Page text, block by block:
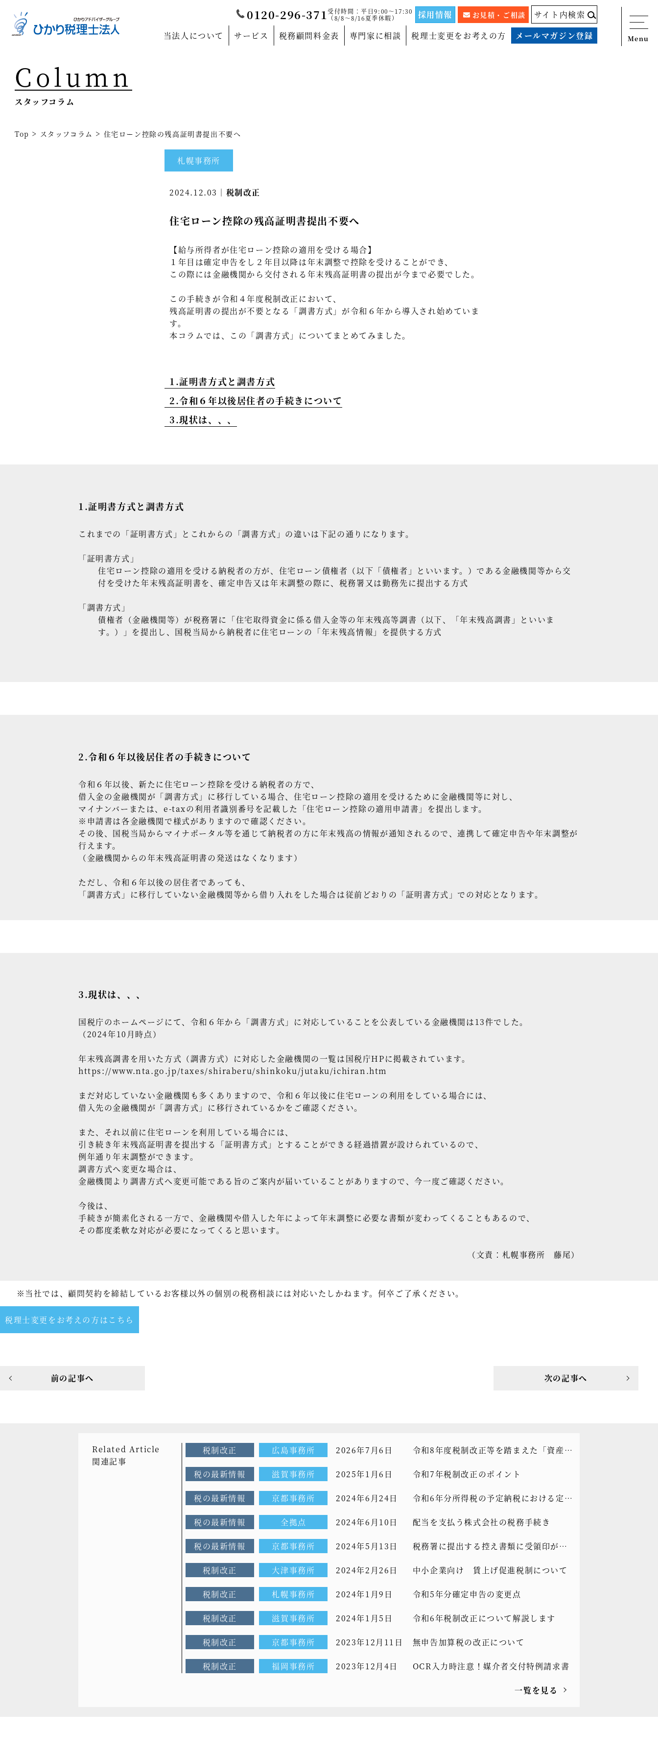
0120-296-371受付時間：平日9:00～17:30
（8/8～8/16夏季休暇）
採用情報 お見積・ご相談
サイト内検索
当法人について
サービス 税務顧問料金表 専門家に相談 税理士変更をお考えの方 メールマガジン登録 Menu
Top
経営コンサルティングの専門家
事業承継の専門家
税務調査の専門家
医療業界の専門家
Column
スタッフコラム
Top > スタッフコラム > 住宅ローン控除の残高証明書提出不要へ
札幌事務所
2024.12.03｜ 税制改正
住宅ローン控除の残高証明書提出不要へ
【給与所得者が住宅ローン控除の適用を受ける場合】
１年目は確定申告をし２年目以降は年末調整で控除を受けることができ、
この際には金融機関から交付される年末残高証明書の提出が今まで必要でした。
この手続きが令和４年度税制改正において、
残高証明書の提出が不要となる「調書方式」が令和６年から導入され始めていま
す。
本コラムでは、この「調書方式」についてまとめてみました。
1.証明書方式と調書方式
2.令和６年以後居住者の手続きについて
3.現状は、、、
1.証明書方式と調書方式
これまでの「証明書方式」とこれからの「調書方式」の違いは下記の通りになります。
「証明書方式」
住宅ローン控除の適用を受ける納税者の方が、住宅ローン債権者（以下「債権者」といいます。）である金融機関等から交
付を受けた年末残高証明書を、確定申告又は年末調整の際に、税務署又は勤務先に提出する方式
「調書方式」
債権者（金融機関等）が税務署に「住宅取得資金に係る借入金等の年末残高等調書（以下、「年末残高調書」といいま
す。）」を提出し、国税当局から納税者に住宅ローンの「年末残高情報」を提供する方式
2.令和６年以後居住者の手続きについて
令和６年以後、新たに住宅ローン控除を受ける納税者の方で、
借入金の金融機関が「調書方式」に移行している場合、住宅ローン控除の適用を受けるために金融機関等に対し、
マイナンバーまたは、e-taxの利用者識別番号を記載した「住宅ローン控除の適用申請書」を提出します。
※申請書は各金融機関で様式がありますので確認ください。
その後、国税当局からマイナポータル等を通じて納税者の方に年末残高の情報が通知されるので、連携して確定申告や年末調整が
行えます。
（金融機関からの年末残高証明書の発送はなくなります）
ただし、令和６年以後の居住者であっても、
「調書方式」に移行していない金融機関等から借り入れをした場合は従前どおりの「証明書方式」での対応となります。
3.現状は、、、
国税庁のホームページにて、令和６年から「調書方式」に対応していることを公表している金融機関は13件でした。
（2024年10月時点）
年末残高調書を用いた方式（調書方式）に対応した金融機関の一覧は国税庁HPに掲載されています。
https://www.nta.go.jp/taxes/shiraberu/shinkoku/jutaku/ichiran.htm
まだ対応していない金融機関も多くありますので、令和６年以後に住宅ローンの利用をしている場合には、
借入先の金融機関が「調書方式」に移行されているかをご確認ください。
また、それ以前に住宅ローンを利用している場合には、
引き続き年末残高証明書を提出する「証明書方式」とすることができる経過措置が設けられているので、
例年通り年末調整ができます。
調書方式へ変更な場合は、
金融機関より調書方式へ変更可能である旨のご案内が届いていることがありますので、今一度ご確認ください。
今後は、
手続きが簡素化される一方で、金融機関や借入した年によって年末調整に必要な書類が変わってくることもあるので、
その都度柔軟な対応が必要になってくると思います。
（文責：札幌事務所 藤尾）
※当社では、顧問契約を締結しているお客様以外の個別の税務相談には対応いたしかねます。何卒ご了承ください。
税理士変更をお考えの方はこちら
前の記事へ 次の記事へ
Related Article
関連記事
税制改正 広島事務所 2026年7月6日
令和8年度税制改正等を踏まえた「資産承
税の最新情報
滋賀事務所 2025年1月6日 令和7年税制改正のポイント
税の最新情報 京都事務所 2024年6月24日
令和6年分所得税の予定納税における定額
税の最新情報
全拠点 2024年6月10日 配当を支払う株式会社の税務手続き
税の最新情報 京都事務所 2024年5月13日
税務署に提出する控え書類に受領印がも
税制改正
大津事務所 2024年2月26日 中小企業向け 賃上げ促進税制について
税制改正 札幌事務所 2024年1月9日 令和5年分確定申告の変更点
税制改正 滋賀事務所 2024年1月5日 令和6年税制改正について解説します
税制改正 京都事務所 2023年12月11日 無申告加算税の改正について
税制改正 福岡事務所 2023年12月4日 OCR入力時注意！媒介者交付特例請求書
一覧を見る